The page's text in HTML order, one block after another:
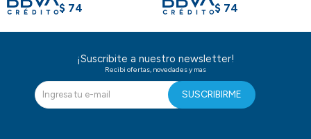
$ 74 $ 74
¡Suscribite a nuestro newsletter!
Recibi ofertas, novedades y mas
SUSCRIBIRME